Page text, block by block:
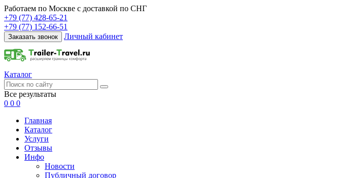
Работаем по Москве с доставкой по СНГ
+79 (77) 428-65-21
+79 (77) 152-66-51
Заказать звонок Личный кабинет
Каталог
Все результаты
0 0 0
Главная
Каталог
Услуги
Отзывы
Инфо
Новости
Публичный договор